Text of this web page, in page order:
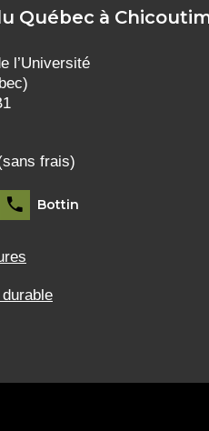
Québec à
l’Université
frais)
Bottin